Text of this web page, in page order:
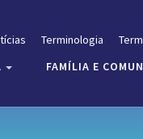
Terminologia
FAMÍLIA E